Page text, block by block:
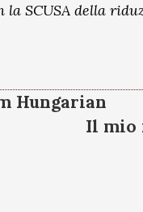
la SCUSA della
Hungarian
Il mio